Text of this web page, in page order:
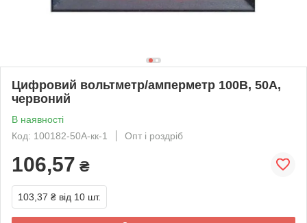
Цифровий вольтметр/амперметр 100В, 50A,
червоний
В наявності
Код: 100182-50А-кк-1
Опт і роздріб
106,57 ₴
103,37 ₴ від 10 шт.